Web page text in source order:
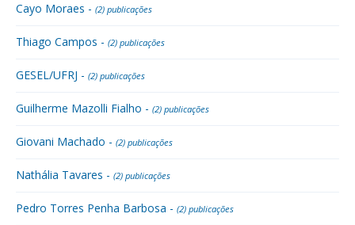
Cayo Moraes - (2) publicações
Thiago Campos - (2) publicações
GESEL/UFRJ - (2) publicações
Guilherme Mazolli Fialho - (2) publicações
Giovani Machado - (2) publicações
Nathália Tavares - (2) publicações
Pedro Torres Penha Barbosa - (2) publicações